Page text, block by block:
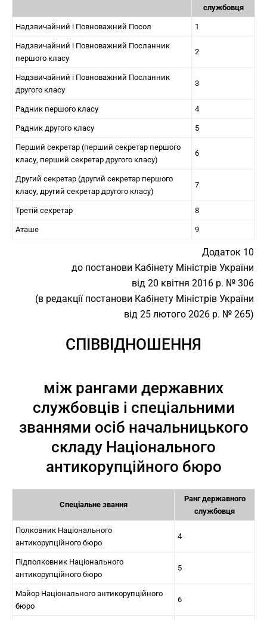
службовця
Надзвичайний і Повноважний Посол 1
Надзвичайний і Повноважний Посланник
першого класу
2
Надзвичайний і Повноважний Посланник
другого класу
3
Радник першого класу 4
Радник другого класу 5
Перший секретар (перший секретар першого
класу, перший секретар другого класу)
6
Другий секретар (другий секретар першого
класу, другий секретар другого класу)
7
Третій секретар 8
Аташе 9
Додаток 10
до постанови Кабінету Міністрів України
від 20 квітня 2016 р. № 306
(в редакції постанови Кабінету Міністрів України
від 25 лютого 2026 р. № 265)
СПІВВІДНОШЕННЯ
між рангами державних
службовців і спеціальними
званнями осіб начальницького
складу Національного
антикорупційного бюро
Спеціальне звання
Ранг державного
службовця
Полковник Національного
антикорупційного бюро
4
Підполковник Національного
антикорупційного бюро
5
Майор Національного антикорупційного
бюро
6